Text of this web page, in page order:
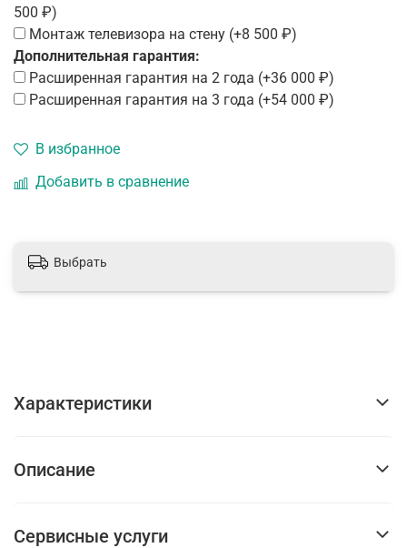
В избранное
Добавить в сравнение
Дополнительная гарантия:
Расширенная гарантия на 2 года (+36 000 ₽)
Расширенная гарантия на 3 года (+54 000 ₽)
500 ₽)
Монтаж телевизора на стену (+8 500 ₽)
Выбрать
Характеристики
Описание
Сервисные услуги